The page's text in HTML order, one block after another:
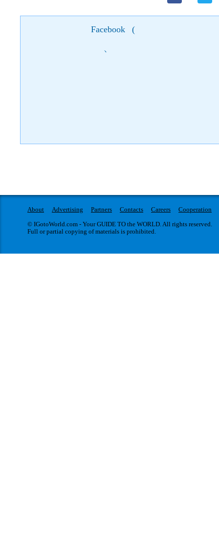
Facebook (
)
About Advertising Partners Contacts Careers
Cooperation
© IGotoWorld.com - Your GUIDE TO the WORLD. All rights reserved.
Full or partial copying of materials is prohibited.